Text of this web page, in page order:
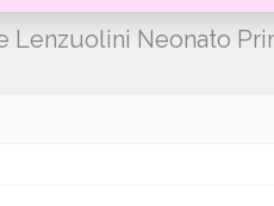
Lenzuolini Neonato